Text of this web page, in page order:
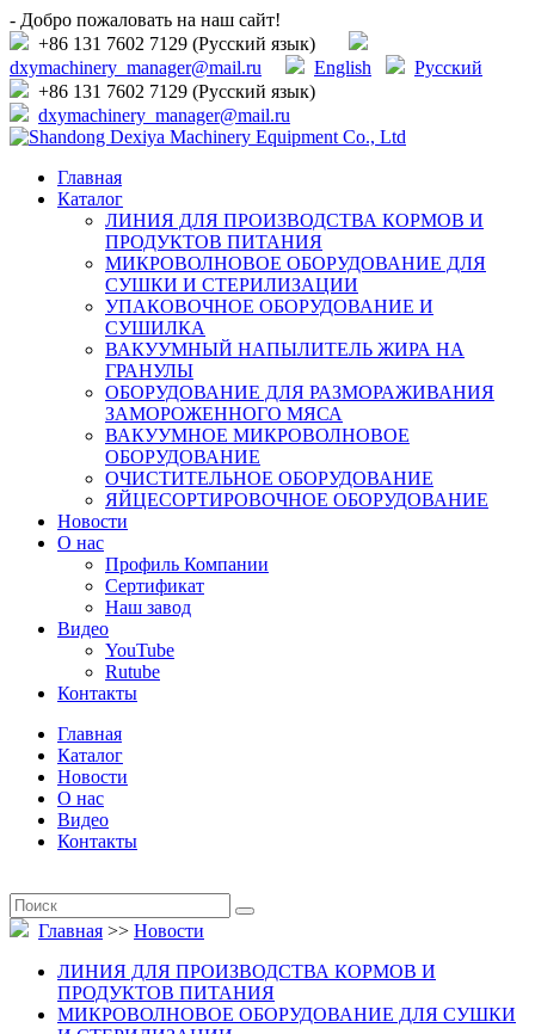
- Добро пожаловать на наш сайт!
+86 131 7602 7129 (Русский язык)
dxymachinery_manager@mail.ru
English
Русский
+86 131 7602 7129 (Русский язык)
dxymachinery_manager@mail.ru
Главная
Каталог
ЛИНИЯ ДЛЯ ПРОИЗВОДСТВА КОРМОВ И
ПРОДУКТОВ ПИТАНИЯ
МИКРОВОЛНОВОЕ ОБОРУДОВАНИЕ ДЛЯ
СУШКИ И СТЕРИЛИЗАЦИИ
УПАКОВОЧНОЕ ОБОРУДОВАНИЕ И
СУШИЛКА
ВАКУУМНЫЙ НАПЫЛИТЕЛЬ ЖИРА НА
ГРАНУЛЫ
ОБОРУДОВАНИЕ ДЛЯ РАЗМОРАЖИВАНИЯ
ЗАМОРОЖЕННОГО МЯСА
ВАКУУМНОЕ МИКРОВОЛНОВОЕ
ОБОРУДОВАНИЕ
ОЧИСТИТЕЛЬНОЕ ОБОРУДОВАНИЕ
ЯЙЦЕСОРТИРОВОЧНОЕ ОБОРУДОВАНИЕ
Новости
О нас
Профиль Компании
Сертификат
Наш завод
Видео
YouTube
Rutube
Контакты
Главная
Каталог
Новости
О нас
Видео
Контакты
Главная >> Новости
ЛИНИЯ ДЛЯ ПРОИЗВОДСТВА КОРМОВ И
ПРОДУКТОВ ПИТАНИЯ
МИКРОВОЛНОВОЕ ОБОРУДОВАНИЕ ДЛЯ СУШКИ